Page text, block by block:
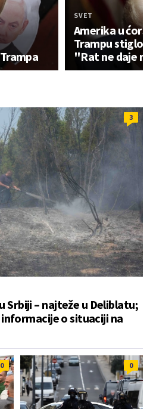
SVET
Amerika u
Trampu stiglo
"Rat ne daje
3
Srbiji – najteže u Deliblatu;
o situaciji na
0 0